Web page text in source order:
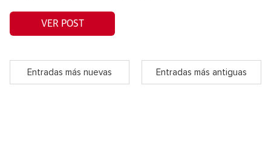
VER POST
Entradas más nuevas Entradas más antiguas